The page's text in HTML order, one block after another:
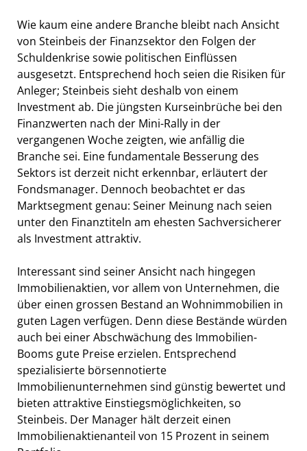
Wie kaum eine andere Branche bleibt nach Ansicht
von Steinbeis der Finanzsektor den Folgen der
Schuldenkrise sowie politischen Einflüssen
ausgesetzt. Entsprechend hoch seien die Risiken für
Anleger; Steinbeis sieht deshalb von einem
Investment ab. Die jüngsten Kurseinbrüche bei den
Finanzwerten nach der Mini-Rally in der
vergangenen Woche zeigten, wie anfällig die
Branche sei. Eine fundamentale Besserung des
Sektors ist derzeit nicht erkennbar, erläutert der
Fondsmanager. Dennoch beobachtet er das
Marktsegment genau: Seiner Meinung nach seien
unter den Finanztiteln am ehesten Sachversicherer
als Investment attraktiv.
Interessant sind seiner Ansicht nach hingegen
Immobilienaktien, vor allem von Unternehmen, die
über einen grossen Bestand an Wohnimmobilien in
guten Lagen verfügen. Denn diese Bestände würden
auch bei einer Abschwächung des Immobilien-
Booms gute Preise erzielen. Entsprechend
spezialisierte börsennotierte
Immobilienunternehmen sind günstig bewertet und
bieten attraktive Einstiegsmöglichkeiten, so
Steinbeis. Der Manager hält derzeit einen
Immobilienaktienanteil von 15 Prozent in seinem